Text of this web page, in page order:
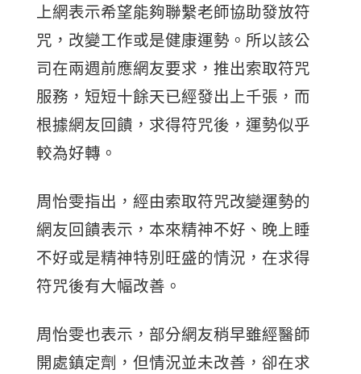
上網表示希望能夠聯繫老師協助發放符
咒，改變工作或是健康運勢。所以該公
司在兩週前應網友要求，推出索取符咒
服務，短短十餘天已經發出上千張，而
根據網友回饋，求得符咒後，運勢似乎
較為好轉。
周怡雯指出，經由索取符咒改變運勢的
網友回饋表示，本來精神不好、晚上睡
不好或是精神特別旺盛的情況，在求得
符咒後有大幅改善。
周怡雯也表示，部分網友稍早雖經醫師
開處鎮定劑，但情況並未改善，卻在求